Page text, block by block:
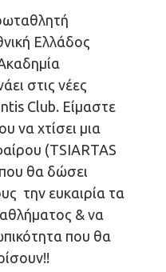
Ελλάδος
στις νέες
Club. Είμαστε
να χτίσει μια
(TSIARTAS
θα δώσει
την ευκαιρία τα
& να
που θα